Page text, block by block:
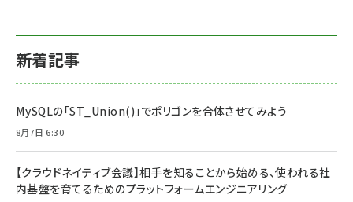
新着記事
MySQLの「ST_Union()」でポリゴンを合体させてみよう
8月7日 6:30
【クラウドネイティブ会議】相手を知ることから始める、使われる社
内基盤を育てるためのプラットフォームエンジニアリング